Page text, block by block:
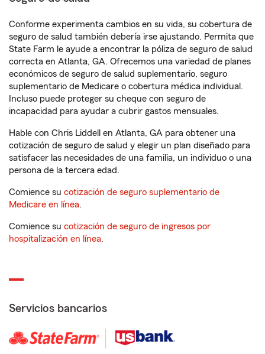
Conforme experimenta cambios en su vida, su cobertura de
seguro de salud también debería irse ajustando. Permita que
State Farm le ayude a encontrar la póliza de seguro de salud
correcta en Atlanta, GA. Ofrecemos una variedad de planes
económicos de seguro de salud suplementario, seguro
suplementario de Medicare o cobertura médica individual.
Incluso puede proteger su cheque con seguro de
incapacidad para ayudar a cubrir gastos mensuales.
Hable con Chris Liddell en Atlanta, GA para obtener una
cotización de seguro de salud y elegir un plan diseñado para
satisfacer las necesidades de una familia, un individuo o una
persona de la tercera edad.
Comience su cotización de seguro suplementario de
Medicare en línea.
Comience su cotización de seguro de ingresos por
hospitalización en línea.
Servicios bancarios